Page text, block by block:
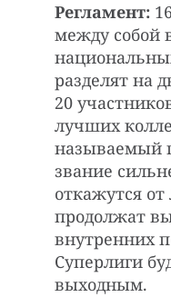
Регламент:
между собой
разделят на
20
лучших
называемый
звание
откажутся
продолжат
внутренних
Суперлиги
выходным.